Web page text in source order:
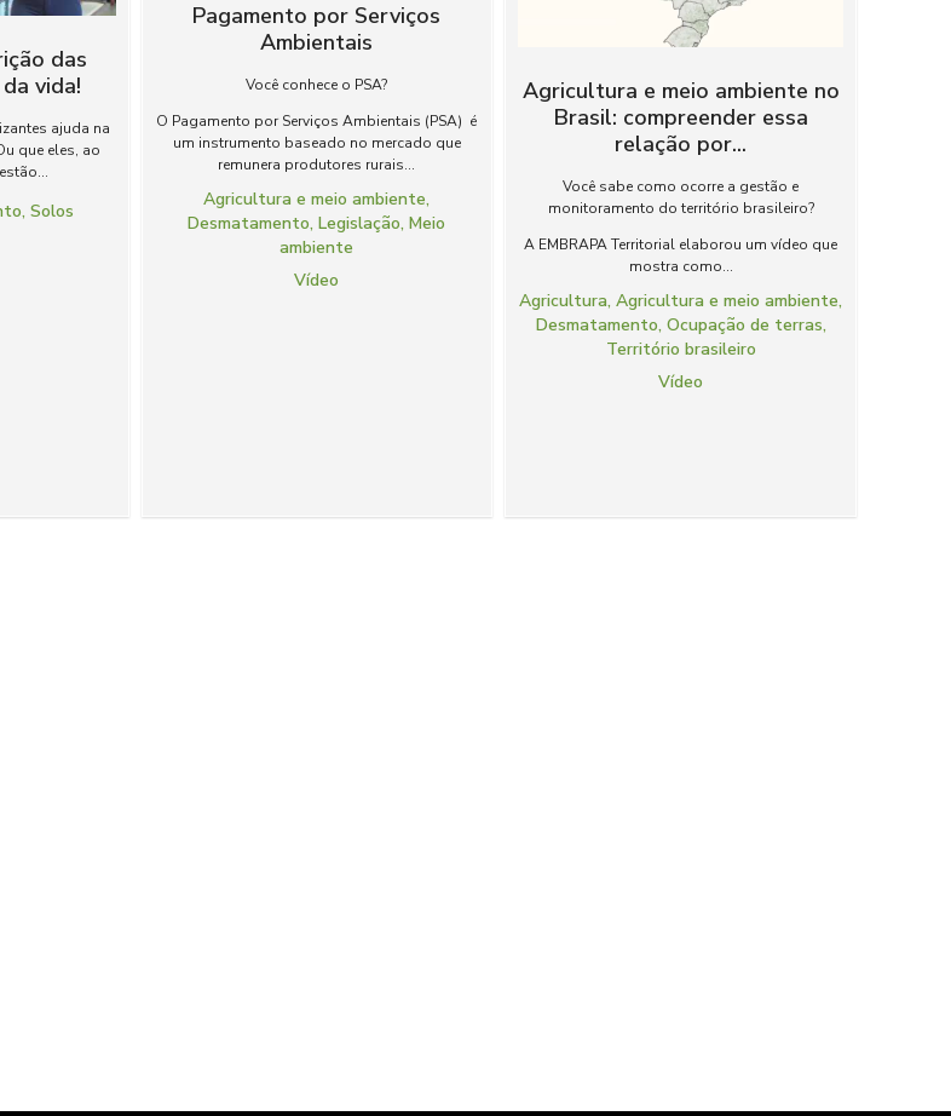
das
vida!
ajuda na
que eles, ao
,Solos
Pagamento por Serviços
Ambientais
Você conhece o PSA?
O Pagamento por Serviços Ambientais (PSA) é
um instrumento baseado no mercado que
remunera produtores rurais...
Agricultura e meio ambiente,
Desmatamento,Legislação,Meio
ambiente
Vídeo
Agricultura e meio ambiente no
Brasil: compreender essa
relação por...
Você sabe como ocorre a gestão e
monitoramento do território brasileiro?
A EMBRAPA Territorial elaborou um vídeo que
mostra como...
Agricultura,Agricultura e meio ambiente,
Desmatamento, Ocupação de terras,
Território brasileiro
Vídeo